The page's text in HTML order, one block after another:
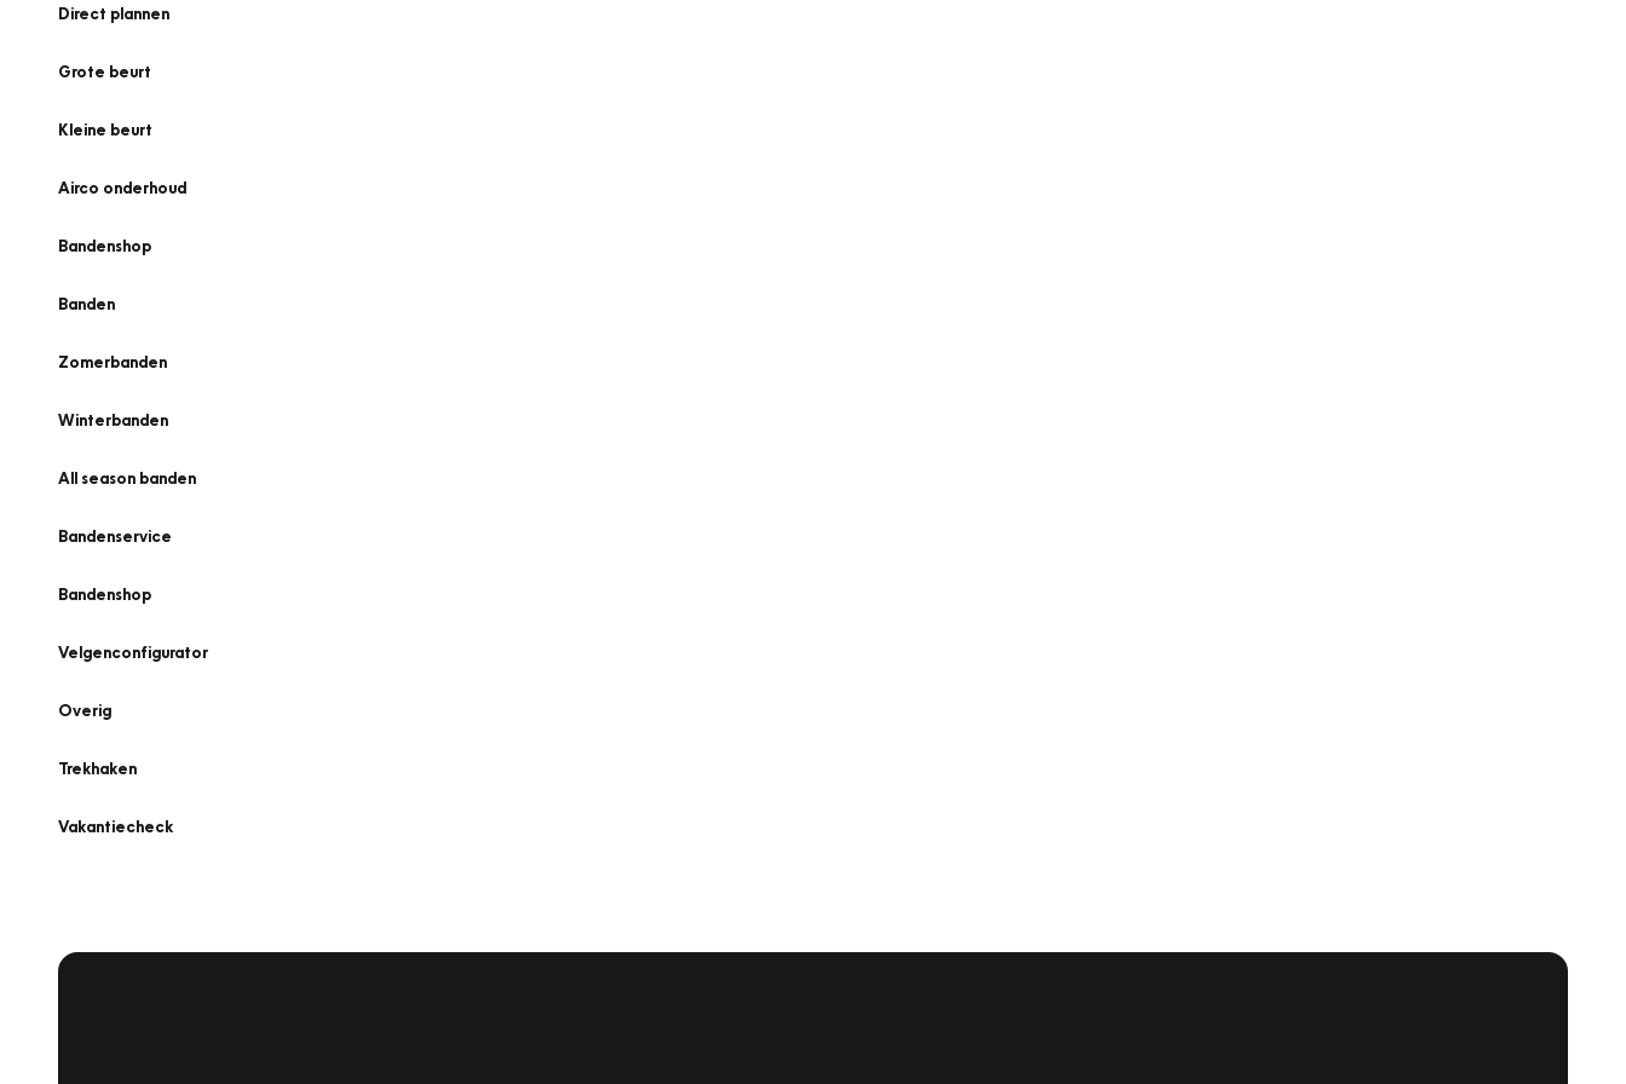
Direct plannen
Grote beurt
Kleine beurt
Airco onderhoud
Bandenshop
Banden
Zomerbanden
Winterbanden
All season banden
Bandenservice
Bandenshop
Velgenconfigurator
Overig
Trekhaken
Vakantiecheck